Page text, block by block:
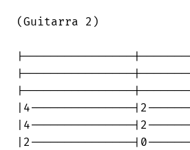
(Guitarra 2)
|----------------
|----------------
|----------------
|4---------------
|4---------------
|2---------------